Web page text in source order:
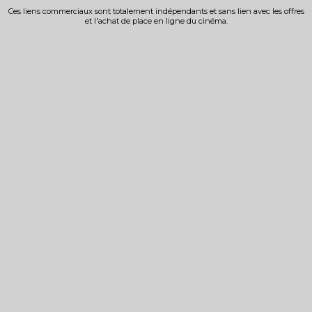
Ces liens commerciaux sont totalement indépendants et sans lien avec les offres
et l'achat de place en ligne du cinéma.